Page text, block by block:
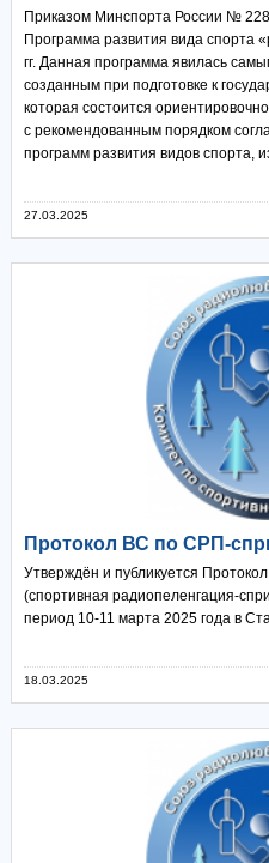
Приказом Минспорта России №
Программа развития вида спорта
гг. Данная программа явилась
созданным при подготовке к
которая состоится
с рекомендованным порядком
программ развития видов спорта,
27.03.2025
Протокол ВС по СРП-
Утверждён и публикуется
(спортивная радиопеленгация-
период 10-11 марта 2025 года в
18.03.2025